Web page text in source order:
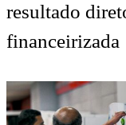
resultado
financeirizada